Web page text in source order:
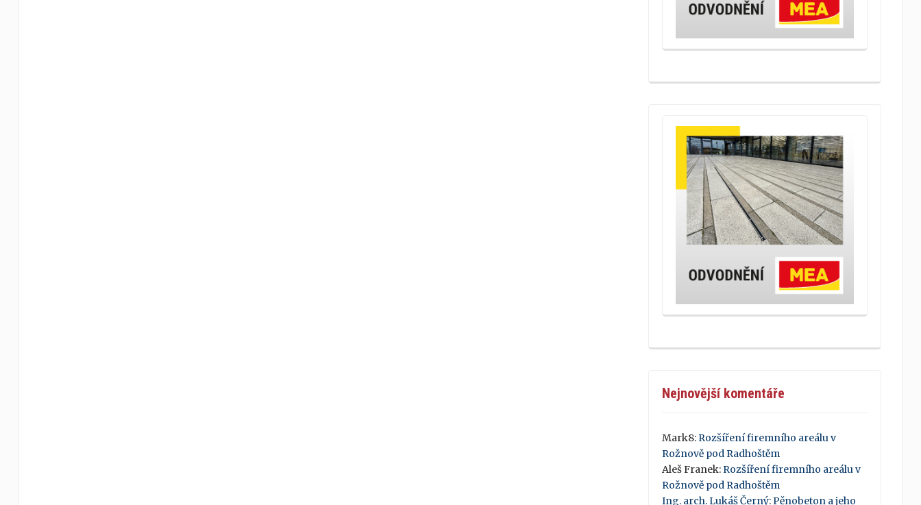
Nejnovější komentáře
Mark8:Rozšíření firemního areálu v
Rožnově pod Radhoštěm
Aleš Franek:Rozšíření firemního areálu v
Rožnově pod Radhoštěm
Ing. arch. Lukáš Černý:Pěnobeton a jeho